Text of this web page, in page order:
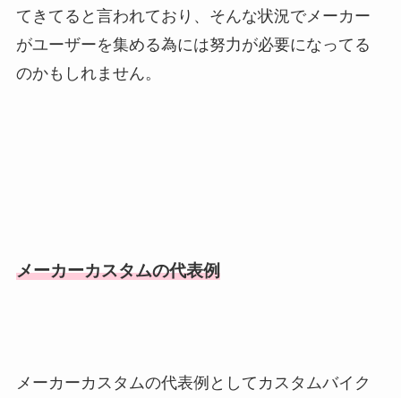
てきてると言われており、そんな状況でメーカー
がユーザーを集める為には努力が必要になってる
のかもしれません。
メーカーカスタムの代表例
メーカーカスタムの代表例としてカスタムバイク